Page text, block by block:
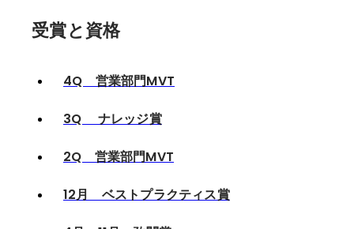
受賞と資格
4Q 営業部門MVT
3Q ナレッジ賞
2Q 営業部門MVT
12月 ベストプラクティス賞